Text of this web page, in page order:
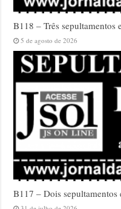
B118 – Três sepultamentos
5 de agosto de 2026
B117 – Dois